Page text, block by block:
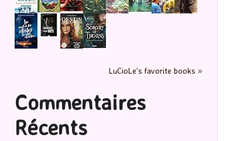
LuCioLe's favorite books »
Commentaires
Récents